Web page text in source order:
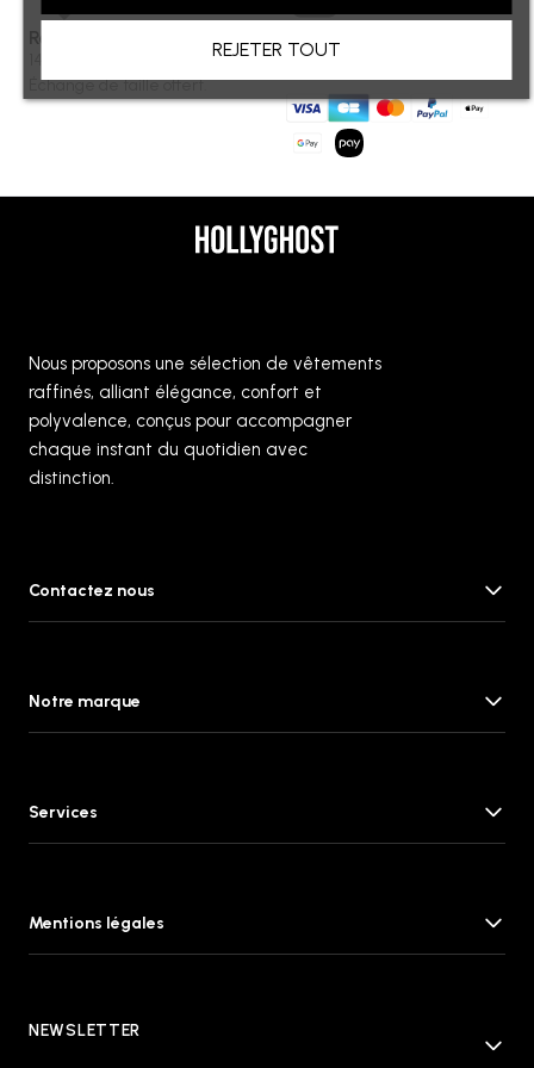
REJETER TOUT
Retours & Échanges
14 jours pour changer d'avis.
Échange de taille offert.
Paiement sécurisé
Paiement 100% sécurisé
Nous proposons une sélection de vêtements
raffinés, alliant élégance, confort et
polyvalence, conçus pour accompagner
chaque instant du quotidien avec
distinction.
Contactez nous
Notre marque
Services
Mentions légales
NEWSLETTER